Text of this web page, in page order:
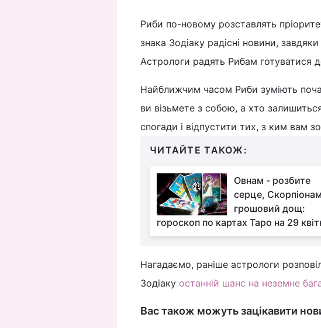
Риби по-новому розставлять
знака Зодіаку радісні новини,
Астрологи радять Рибам готуватися
Найближчим часом Риби зуміють
ви візьмете з собою, а хто
спогади і відпустити тих, з ким вам
ЧИТАЙТЕ ТАКОЖ:
Овнам - розбите
серце,
грошовий дощ:
гороскоп по картах Таро на 29
Нагадаємо, раніше астрологи
Зодіаку останній шанс на неземне
Вас також можуть зацікавити